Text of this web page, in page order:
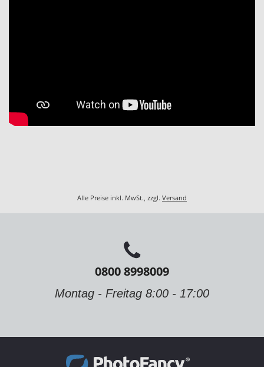
Alle Preise inkl. MwSt., zzgl. Versand
0800 8998009
Montag - Freitag 8:00 - 17:00